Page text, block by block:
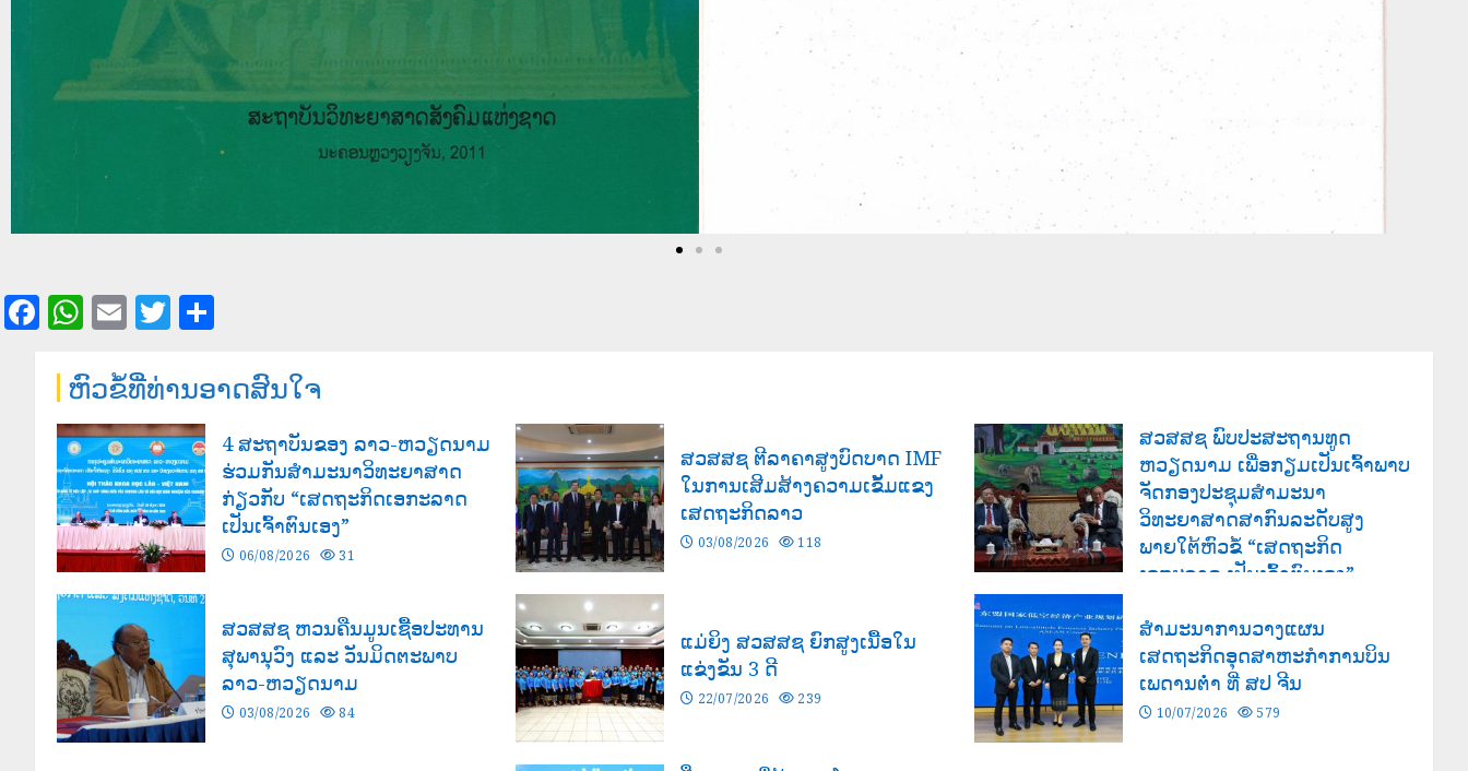
Facebook
WhatsApp
EmailTwitter
ຫົວຂໍ້ທີ່ທ່ານອາດສົນໃຈ
4 ສະຖາບັນຂອງ ລາວ-ຫວຽດນາມ
ຮ່ວມກັນສໍາມະນາວິທະຍາສາດ
ກ່ຽວກັບ “ເສດຖະກິດເອກະລາດ
ເປັນເຈົ້າຕົນເອງ”
06/08/2026 31
ສວສສຊ ຕີລາຄາສູງບົດບາດ IMF
ໃນການເສີມສ້າງຄວາມເຂັ້ມແຂງ
ເສດຖະກິດລາວ
03/08/2026 118
ສວສສຊ ພົບປະສະຖານທູດ
ຫວຽດນາມ ເພື່ອກຽມເປັນເຈົ້າພາບ
ຈັດກອງປະຊຸມສຳມະນາ
ວິທະຍາສາດສາກົນລະດັບສູງ
ພາຍໃຕ້ຫົວຂໍ້ “ເສດຖະກິດ
ເອກະລາດ ເປັນເຈົ້າຕົນເອງ”
ສວສສຊ ຫວນຄືນມູນເຊື້ອປະທານ
ສຸພານຸວົງ ແລະ ວັນມິດຕະພາບ
ລາວ-ຫວຽດນາມ
03/08/2026 84
ແມ່ຍິງ ສວສສຊ ຍົກສູງເນື້ອໃນ
ແຂ່ງຂັນ 3 ດີ
22/07/2026 239
ສຳມະນາການວາງແຜນ
ເສດຖະກິດອຸດສາຫະກຳການບິນ
ເພດານຕ່ຳ ທີ່ ສປ ຈີນ
10/07/2026 579